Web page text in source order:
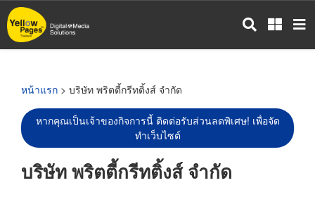
ข้าม
ไป
หน้าแรก > บริษัท พริตตี้กรีทติ้งส์ จำกัด
หากคุณเป็นเจ้าของกิจการนี้ ติดต่อรับส่วนลดพิเศษ! เพื่อจัด
ทำเว็บไซต์
บริษัท พริตตี้กรีทติ้งส์ จำกัด